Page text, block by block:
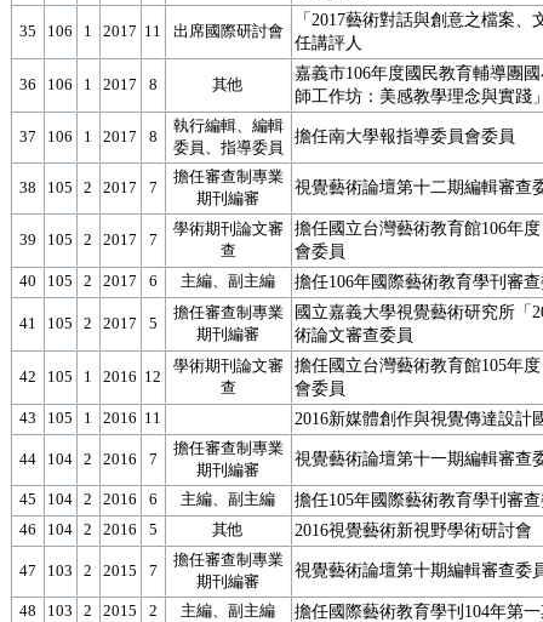
35 106 1 2017 11 出席國際研討會
「2017藝術對話與創意之檔案
任講評人
36 106 1 2017 8 其他
嘉義市106年度國民教育輔導團
師工作坊：美感教學理念與實踐
37 106 1 2017 8
執行編輯、編輯
委員、指導委員
擔任南大學報指導委員會委員
38 105 2 2017 7
擔任審查制專業
期刊編審
視覺藝術論壇第十二期編輯審查
39 105 2 2017 7
學術期刊論文審
查
擔任國立台灣藝術教育館106年
會委員
40 105 2 2017 6 主編、副主編 擔任106年國際藝術教育學刊審
41 105 2 2017 5
擔任審查制專業
期刊編審
國立嘉義大學視覺藝術研究所「
術論文審查委員
42 105 1 2016 12
學術期刊論文審
查
擔任國立台灣藝術教育館105年
會委員
43 105 1 2016 11 2016新媒體創作與視覺傳達設計
44 104 2 2016 7
擔任審查制專業
期刊編審
視覺藝術論壇第十一期編輯審查
45 104 2 2016 6 主編、副主編 擔任105年國際藝術教育學刊審
46 104 2 2016 5 其他 2016視覺藝術新視野學術研討會
47 103 2 2015 7
擔任審查制專業
期刊編審
視覺藝術論壇第十期編輯審查委
48 103 2 2015 2 主編、副主編 擔任國際藝術教育學刊104年第